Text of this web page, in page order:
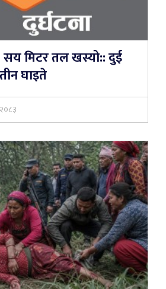
सय मिटर तल खस्यो:: दुई
घाइते